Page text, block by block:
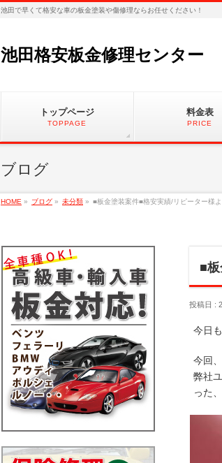
池田で早くて格安な車の板金塗装や傷修理ならお任せください！
池田格安板金修理センター
トップページ
TOPPAGE
料金表
PRICE
ブログ
HOME » ブログ » 未分類 » ■板金塗装案件■格安実績/リピーター様
■
投稿日 :
今日
今回
弊社
った